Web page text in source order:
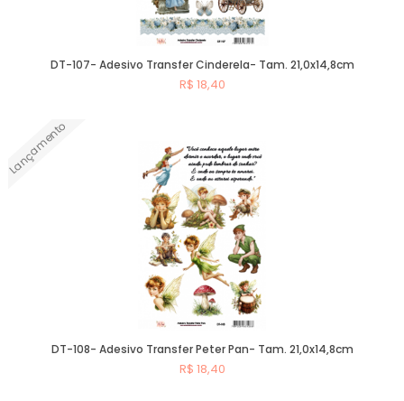
DT-107- Adesivo Transfer Cinderela- Tam. 21,0x14,8cm
R$ 18,40
Lançamento
DT-108- Adesivo Transfer Peter Pan- Tam. 21,0x14,8cm
R$ 18,40